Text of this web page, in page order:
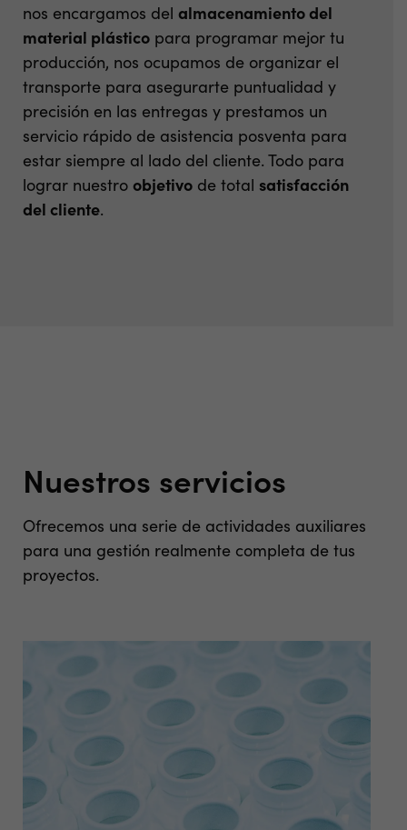
nos encargamos del almacenamiento del
material plástico para programar mejor tu
producción, nos ocupamos de organizar el
transporte para asegurarte puntualidad y
precisión en las entregas y prestamos un
servicio rápido de asistencia posventa para
estar siempre al lado del cliente. Todo para
lograr nuestro objetivo de total satisfacción
del cliente.
Nuestros servicios
Ofrecemos una serie de actividades auxiliares
para una gestión realmente completa de tus
proyectos.